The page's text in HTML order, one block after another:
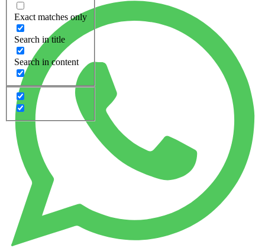
Exact matches only
Search in title
Search in content